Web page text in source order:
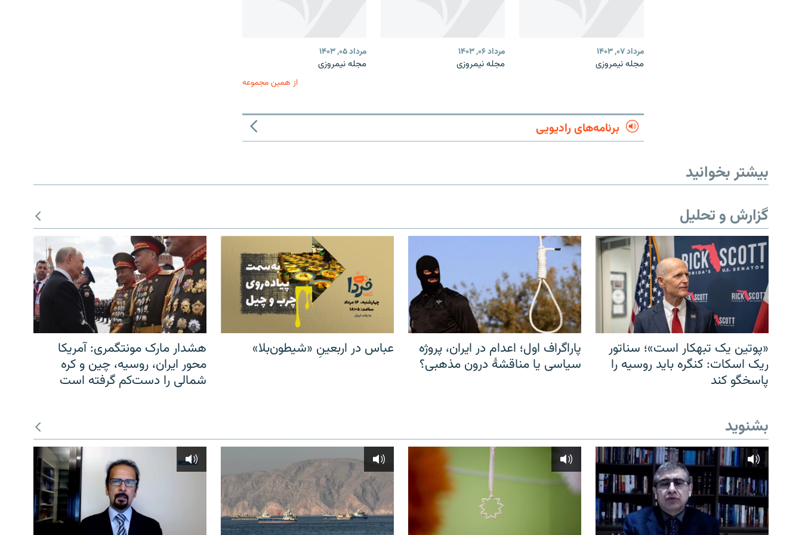
مرداد ۰۷, ۱۴۰۳
مجله نیمروزی
مرداد ۰۶, ۱۴۰۳
مجله نیمروزی
مرداد ۰۵, ۱۴۰۳
مجله نیمروزی
از همین مجموعه
برنامه‌های رادیویی
بیشتر بخوانید
گزارش و تحلیل
«پوتین یک تبهکار است»؛ سناتور
ریک اسکات: کنگره باید روسیه را
پاسخگو کند
پاراگراف اول؛ اعدام در ایران، پروژه
سیاسی یا مناقشهٔ درون مذهبی؟
عباس در اربعینِ «شیطون‌بلا»
هشدار مارک مونتگمری: آمریکا
محور ایران، روسیه، چین و کره
شمالی را دست‌کم گرفته است
بشنوید